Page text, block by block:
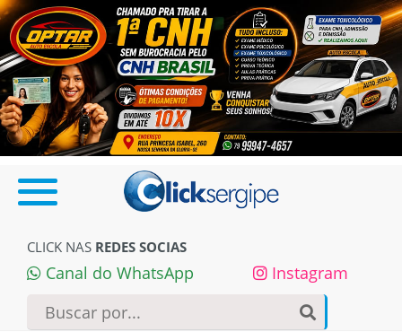
CLICK NAS REDES SOCIAS
Canal do WhatsApp Instagram